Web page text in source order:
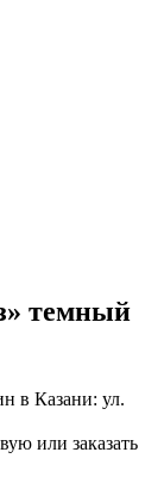
темный
в Казани: ул.
или заказать